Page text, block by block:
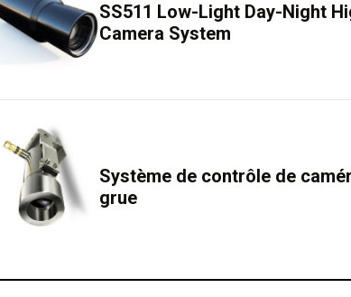
SS511 Low-Light Day-Night
Camera System
Système de contrôle de
grue